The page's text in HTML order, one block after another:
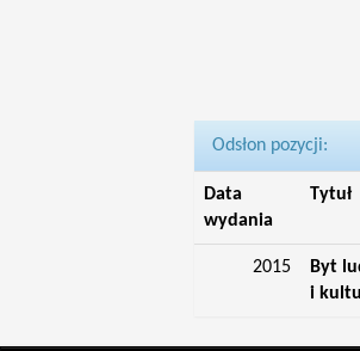
Odsłon pozycji:
Data
wydania
Tytuł
2015
Byt
i